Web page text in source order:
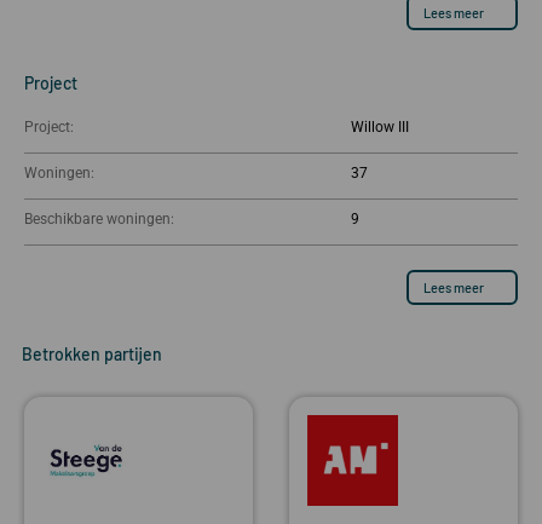
Lees meer
Project
Project: Willow III
Woningen: 37
Beschikbare woningen: 9
Lees meer
Betrokken partijen